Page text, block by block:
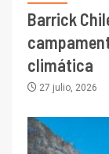
Barrick
climática
27 julio, 2026